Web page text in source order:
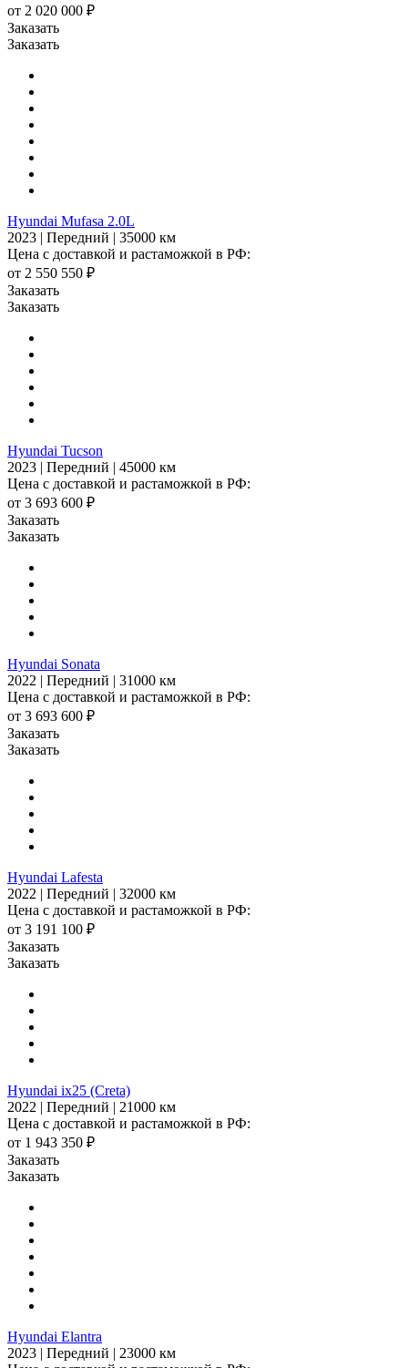
от 2 020 000 ₽
Заказать
Заказать
Hyundai Mufasa 2.0L
2023 | Передний | 35000 км
Цена с доставкой и растаможкой в РФ:
от 2 550 550 ₽
Заказать
Заказать
Hyundai Tucson
2023 | Передний | 45000 км
Цена с доставкой и растаможкой в РФ:
от 3 693 600 ₽
Заказать
Заказать
Hyundai Sonata
2022 | Передний | 31000 км
Цена с доставкой и растаможкой в РФ:
от 3 693 600 ₽
Заказать
Заказать
Hyundai Lafesta
2022 | Передний | 32000 км
Цена с доставкой и растаможкой в РФ:
от 3 191 100 ₽
Заказать
Заказать
Hyundai ix25 (Creta)
2022 | Передний | 21000 км
Цена с доставкой и растаможкой в РФ:
от 1 943 350 ₽
Заказать
Заказать
Hyundai Elantra
2023 | Передний | 23000 км